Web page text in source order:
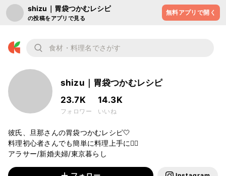
shizu｜胃袋つかむレシピ
の投稿をアプリで見る
無料アプリで開く
shizu｜胃袋つかむレシピ
23.7K
フォロワー
14.3K
いいね
彼氏、旦那さんの胃袋つかむレシピ🤍
料理初心者さんでも簡単に料理上手に❤️‍🔥
アラサー/新婚夫婦/東京暮らし